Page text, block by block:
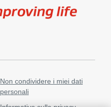
Non condividere i miei dati
personali